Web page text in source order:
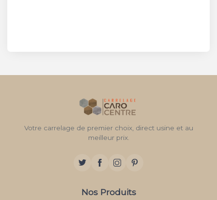
Votre carrelage de premier choix, direct usine et au
meilleur prix.
Nos Produits